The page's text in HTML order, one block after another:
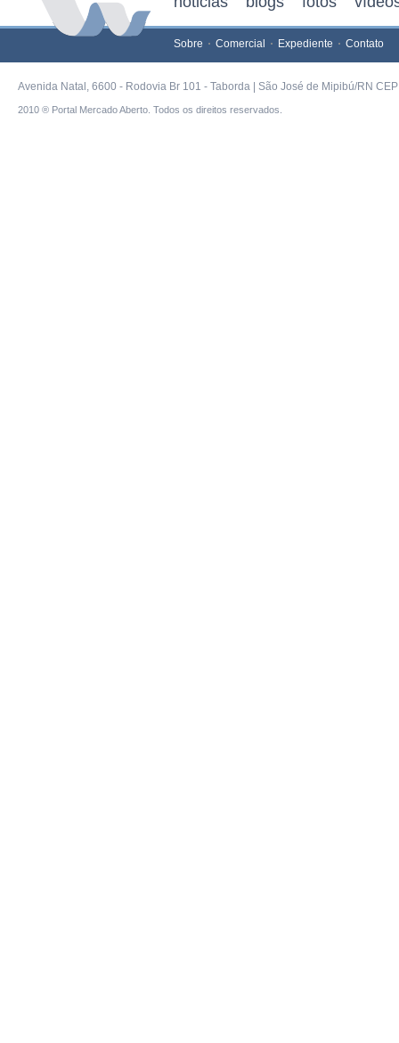
Sobre Comercial Expediente Contato
Avenida Natal, 6600 - Rodovia Br 101 - Taborda | São José de Mipibú/RN
2010 ® Portal Mercado Aberto. Todos os direitos reservados.